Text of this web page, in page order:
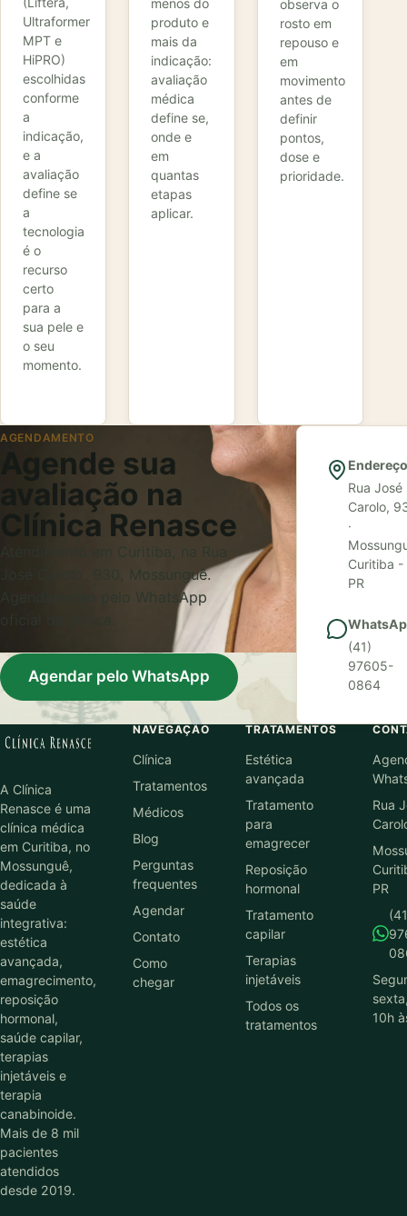
Ultraformer
MPT e
HiPRO)
escolhidas
conforme
a
indicação,
e a
avaliação
define se
a
tecnologia
é o
recurso
certo
para a
sua pele e
o seu
momento.
produto e
mais da
indicação:
avaliação
médica
define se,
onde e
em
quantas
etapas
aplicar.
observa o
rosto em
repouso e
em
movimento
antes de
definir
pontos,
dose e
prioridade.
AGENDAMENTO
Agende sua
avaliação na
Clínica Renasce
Atendimento em Curitiba, na Rua
José Carolo, 930, Mossunguê.
Agendamento pelo WhatsApp
Agendar pelo WhatsApp
Endereço
Rua José
Carolo,
·
Curitiba -
PR
(41)
97605-
0864
A Clínica
Renasce é uma
clínica médica
em Curitiba, no
Mossunguê,
dedicada à
saúde
integrativa:
estética
avançada,
emagrecimento,
reposição
hormonal,
saúde capilar,
terapias
injetáveis e
terapia
canabinoide.
Mais de 8 mil
pacientes
atendidos
desde 2019.
NAVEGAÇÃO
Clínica
Tratamentos
Médicos
Blog
Perguntas
frequentes
Agendar
Contato
Como
chegar
TRATAMENTOS
Estética
avançada
Tratamento
para
emagrecer
Reposição
hormonal
Tratamento
capilar
Terapias
injetáveis
Todos os
tratamentos
Rua
PR
10h